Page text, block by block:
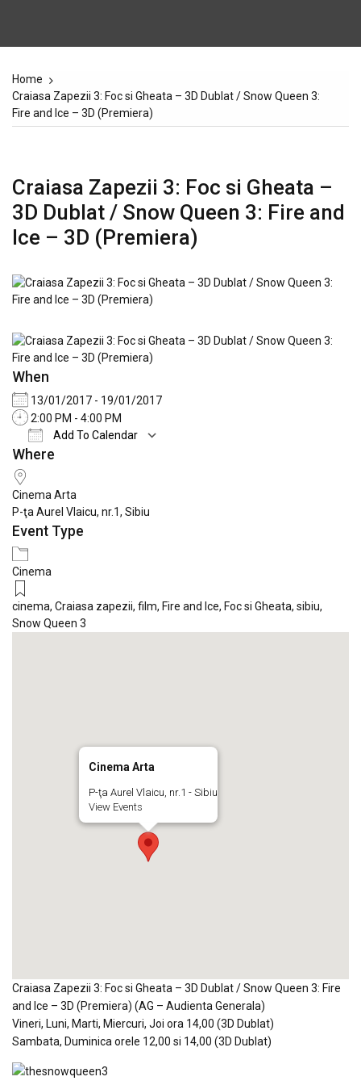
Home
Craiasa Zapezii 3: Foc si Gheata – 3D Dublat / Snow Queen 3:
Fire and Ice – 3D (Premiera)
Craiasa Zapezii 3: Foc si Gheata –
3D Dublat / Snow Queen 3: Fire and
Ice – 3D (Premiera)
When
13/01/2017 - 19/01/2017
2:00 PM - 4:00 PM
Add To Calendar
Download ICS
Where
Cinema Arta
P-ţa Aurel Vlaicu, nr.1, Sibiu
Event Type
Cinema
cinema, Craiasa zapezii, film, Fire and Ice, Foc si Gheata, sibiu,
Snow Queen 3
Cinema Arta
P-ţa Aurel Vlaicu, nr.1 - Sibiu
View Events
Craiasa Zapezii 3: Foc si Gheata – 3D Dublat / Snow Queen 3: Fire
and Ice – 3D (Premiera) (AG – Audienta Generala)
Vineri, Luni, Marti, Miercuri, Joi ora 14,00 (3D Dublat)
Sambata, Duminica orele 12,00 si 14,00 (3D Dublat)